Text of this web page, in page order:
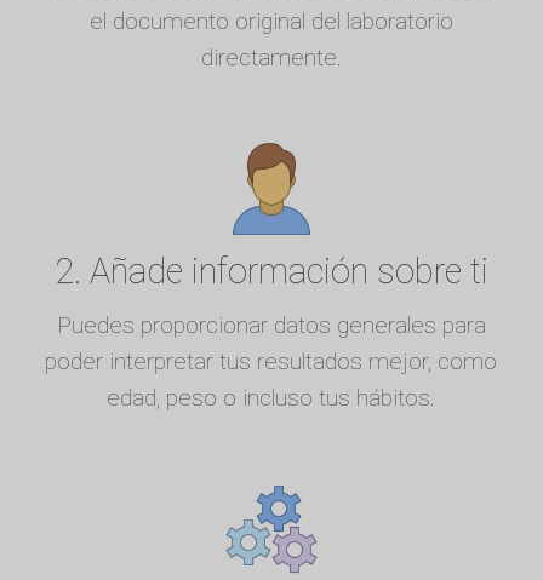
el documento original del laboratorio
directamente.
2. Añade información sobre ti
Puedes proporcionar datos generales para
poder interpretar tus resultados mejor, como
edad, peso o incluso tus hábitos.